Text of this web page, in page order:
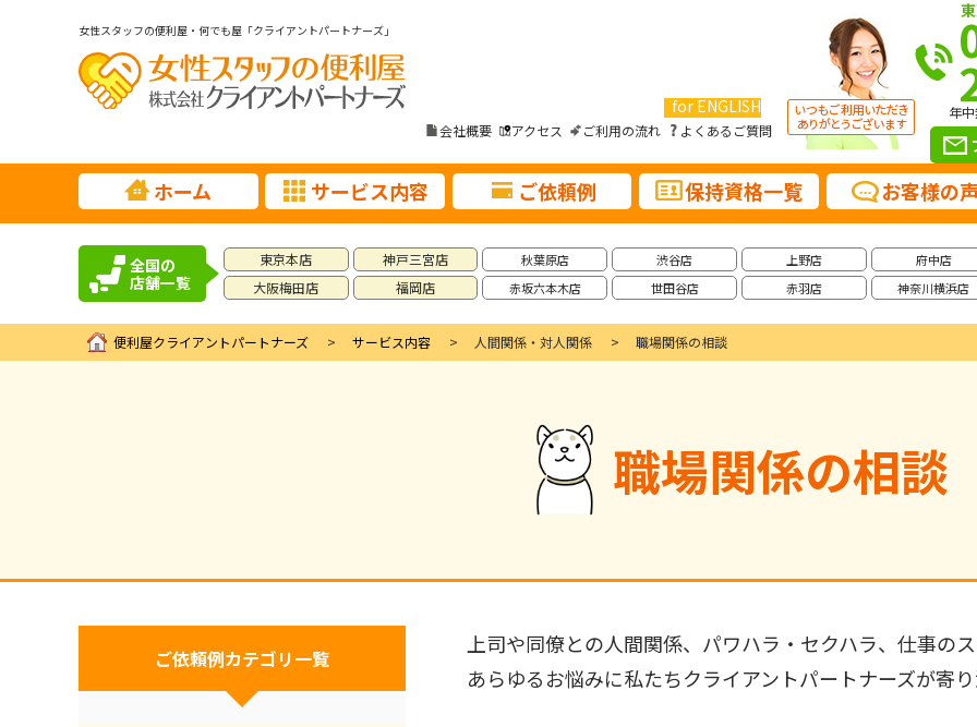
女性スタッフの便利屋・何でも屋「クライアントパートナーズ」
for ENGLISH
会社概要 アクセス ご利用の流れ よくあるご質問
年
ホーム サービス内容 ご依頼例 保持資格一覧 お客様の
全国の
店舗一覧
東京本店
大阪梅田店
神戸三宮店
福岡店
秋葉原店
赤坂六本木店
渋谷店
世田谷店
上野店
赤羽店
府中店
神奈川横浜店
便利屋クライアントパートナーズ サービス内容 人間関係・対人関係 職場関係の相談
職場関係の相談
上司や同僚との人間関係、パワハラ・セクハラ、仕事の
あらゆるお悩みに私たちクライアントパートナーズが寄
ご依頼例カテゴリ一覧